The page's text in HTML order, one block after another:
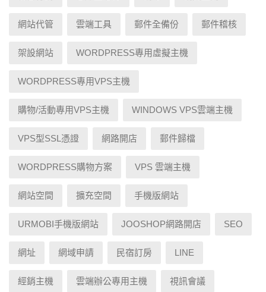
網站代管 雲端工具 郵件全備份 郵件稽核
架設網站 WORDPRESS專用虛擬主機
WORDPRESS專用VPS主機
購物/活動專用VPS主機 WINDOWS VPS雲端主機
VPS型SSL憑證 網路開店 郵件歸檔
WORDPRESS購物方案 VPS 雲端主機
網站空間 擴充空間 手機版網站
URMOBI手機版網站 JOOSHOP網路開店 SEO
網址 網域申請 民宿訂房 LINE
經銷主機 雲端辦公專用主機 視訊會議